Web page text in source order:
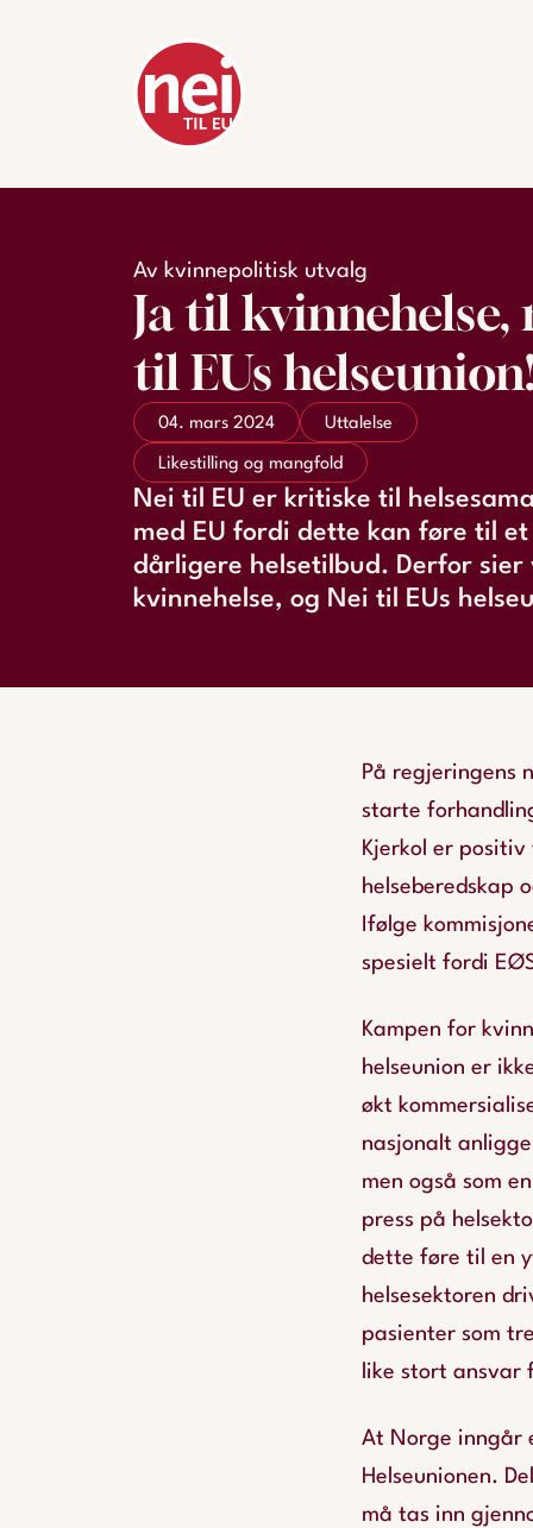
Av kvinnepolitisk utvalg
Ja til kvinnehelse,
til EUs helseunion!
04. mars 2024 Uttalelse
Likestilling og mangfold
Nei til EU er kritiske til
med EU fordi dette kan føre til et
dårligere helsetilbud. Derfor sier
kvinnehelse, og Nei til EUs
På regjeringens
starte
Kjerkol er
helseberedskap
Ifølge
spesielt fordi
Kampen for
helseunion er
økt
nasjonalt
men også som
press på
dette føre til en
helsesektoren
pasienter som
like stort ansvar
At Norge inngår
Helseunionen.
må tas inn